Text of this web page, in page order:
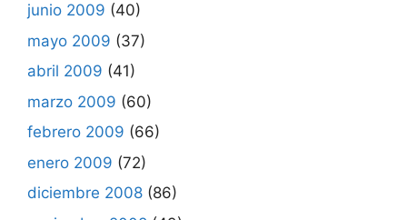
junio 2009 (40)
mayo 2009 (37)
abril 2009 (41)
marzo 2009 (60)
febrero 2009 (66)
enero 2009 (72)
diciembre 2008 (86)